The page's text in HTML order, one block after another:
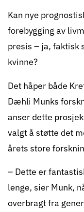
Kan nye
forebygging av
presis – ja, faktisk
kvinne?
Det håper både
Dæhli Munks
anser dette
valgt å støtte det
årets store
– Dette er
lenge, sier Munk,
overbragt fra